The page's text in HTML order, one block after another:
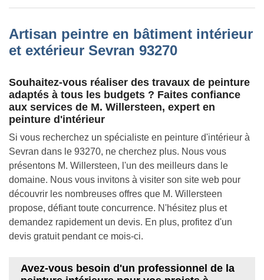
Artisan peintre en bâtiment intérieur
et extérieur Sevran 93270
Souhaitez-vous réaliser des travaux de peinture
adaptés à tous les budgets ? Faites confiance
aux services de M. Willersteen, expert en
peinture d'intérieur
Si vous recherchez un spécialiste en peinture d'intérieur à
Sevran dans le 93270, ne cherchez plus. Nous vous
présentons M. Willersteen, l'un des meilleurs dans le
domaine. Nous vous invitons à visiter son site web pour
découvrir les nombreuses offres que M. Willersteen
propose, défiant toute concurrence. N'hésitez plus et
demandez rapidement un devis. En plus, profitez d'un
devis gratuit pendant ce mois-ci.
Avez-vous besoin d'un professionnel de la